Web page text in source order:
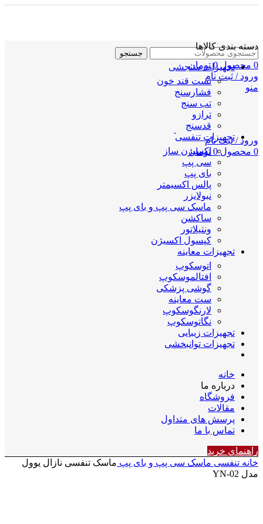
جستجو
0 محصول 0 تومان
ورود / ثبت نام
منو
ورود / ثبت نام
0 محصول 0 تومان
دسته بندی کالاها
تجهیزات سنجشی
تست قند خون
فشارسنج
تب سنج
ترازو
قدسنج
تجهیزات تنفسی
اکسیژن ساز
سی پپ
بای پپ
پالس اکسیمتر
نبولایزر
ماسک سی پپ و بای پپ
ساکشن
ونتیلاتور
کپسول اکسیژن
تجهیزات معاینه
اتوسکوپ
افتالموسکوپ
گوشی پزشکی
ست معاینه
لارنگوسکوپ
نگاتوسکوپ
تجهیزات زیبایی
تجهیزات توانبخشی
خانه
درباره ما
فروشگاه
مقالات
پرسش های متداول
تماس با ما
راهنمای خرید
خانه تنفسی ماسک سی پپ و بای پپ ماسک تنفسی نازال یوول
مدل YN-02